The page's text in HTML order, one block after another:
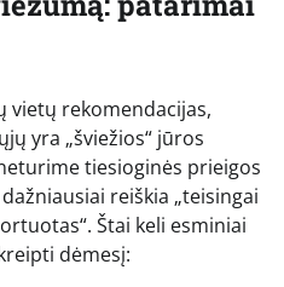
vietų rekomendacijas,
yra „šviežios“ jūros
tiesioginės prieigos
reiškia „teisingai
Štai keli esminiai
dėmesį: